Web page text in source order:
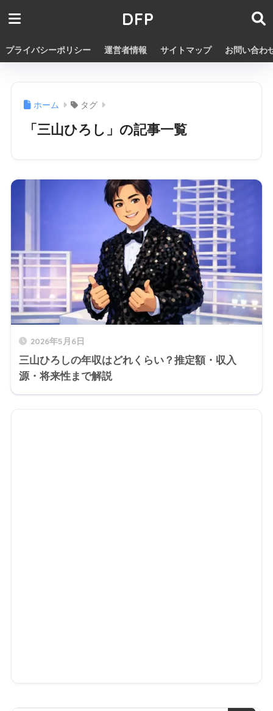
DFP
プライバシーポリシー 運営者情報 サイトマップ お問い合わ
ホーム タグ
「三山ひろし」の記事一覧
2026年5月6日
三山ひろしの年収はどれくらい？推定額・収入
源・将来性まで解説